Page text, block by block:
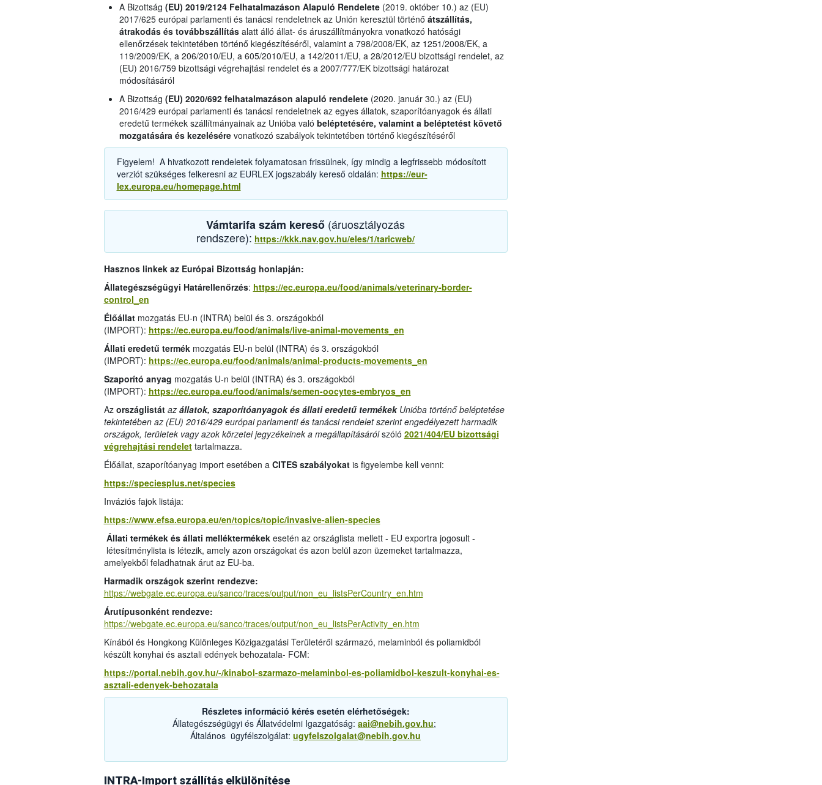
A Bizottság (EU) 2019/2124 Felhatalmazáson Alapuló Rendelete (2019. október 10.) az (EU)
2017/625 európai parlamenti és tanácsi rendeletnek az Unión keresztül történő átszállítás,
átrakodás és továbbszállításalatt álló állat- és áruszállítmányokra vonatkozó hatósági
ellenőrzések tekintetében történő kiegészítéséről, valamint a 798/2008/EK, az 1251/2008/EK, a
119/2009/EK, a 206/2010/EU, a 605/2010/EU, a 142/2011/EU, a 28/2012/EU bizottsági rendelet, az
(EU) 2016/759 bizottsági végrehajtási rendelet és a 2007/777/EK bizottsági határozat
módosításáról
A Bizottság (EU) 2020/692 felhatalmazáson alapuló rendelete (2020. január 30.) az (EU)
2016/429 európai parlamenti és tanácsi rendeletnek az egyes állatok, szaporítóanyagok és állati
eredetű termékek szállítmányainak az Unióba való beléptetésére, valamint a beléptetést követő
mozgatására és kezelésérevonatkozó szabályok tekintetében történő kiegészítéséről
Figyelem! A hivatkozott rendeletek folyamatosan frissülnek, így mindig a legfrissebb módosított
verziót szükséges felkeresni az EURLEX jogszabály kereső oldalán: https://eur-
lex.europa.eu/homepage.html
Vámtarifa szám kereső (áruosztályozás
rendszere): https://kkk.nav.gov.hu/eles/1/taricweb/
Hasznos linkek az Európai Bizottság honlapján:
Állategészségügyi Határellenőrzés: https://ec.europa.eu/food/animals/veterinary-border-
control_en
Élőállat mozgatás EU-n (INTRA) belül és 3. országokból
(IMPORT): https://ec.europa.eu/food/animals/live-animal-movements_en
Állati eredetű termék mozgatás EU-n belül (INTRA) és 3. országokból
(IMPORT): https://ec.europa.eu/food/animals/animal-products-movements_en
Szaporító anyag mozgatás U-n belül (INTRA) és 3. országokból
(IMPORT): https://ec.europa.eu/food/animals/semen-oocytes-embryos_en
Az országlistát az állatok, szaporítóanyagok és állati eredetű termékekUnióba történő beléptetése
tekintetében az (EU) 2016/429 európai parlamenti és tanácsi rendelet szerint engedélyezett harmadik
országok, területek vagy azok körzetei jegyzékeinek a megállapításárólszóló 2021/404/EU bizottsági
végrehajtási rendelettartalmazza.
Élőállat, szaporítóanyag import esetében a CITES szabályokat is figyelembe kell venni:
https://speciesplus.net/species
Inváziós fajok listája:
https://www.efsa.europa.eu/en/topics/topic/invasive-alien-species
Állati termékek és állati melléktermékek esetén az országlista mellett - EU exportra jogosult -
létesítménylista is létezik, amely azon országokat és azon belül azon üzemeket tartalmazza,
amelyekből feladhatnak árut az EU-ba.
Harmadik országok szerint rendezve:
https://webgate.ec.europa.eu/sanco/traces/output/non_eu_listsPerCountry_en.htm
Árutípusonként rendezve:
https://webgate.ec.europa.eu/sanco/traces/output/non_eu_listsPerActivity_en.htm
Kínából és Hongkong Különleges Közigazgatási Területéről származó, melaminból és poliamidból
készült konyhai és asztali edények behozatala- FCM:
https://portal.nebih.gov.hu/-/kinabol-szarmazo-melaminbol-es-poliamidbol-keszult-konyhai-es-
asztali-edenyek-behozatala
Részletes információ kérés esetén elérhetőségek:
Állategészségügyi és Állatvédelmi Igazgatóság: aai@nebih.gov.hu;
Általános ügyfélszolgálat: ugyfelszolgalat@nebih.gov.hu
INTRA-Import szállítás elkülönítése